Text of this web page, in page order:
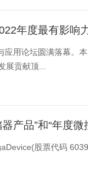
年度最有影响
用论坛圆满落幕。
贡献顶...
产品”和“年度微
举办的“全球双峰会暨全球电子成